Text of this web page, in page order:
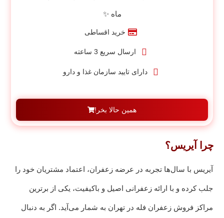
ماه ✨
خرید اقساطی
ارسال سریع 3 ساعته
دارای تایید سازمان غذا و دارو
همین حالا بخر!
چرا آیریس؟
آیریس با سال‌ها تجربه در عرضه زعفران، اعتماد مشتریان خود را
جلب کرده و با ارائه زعفرانی اصیل و باکیفیت، یکی از برترین
مراکز فروش زعفران فله در تهران به شمار می‌آید. اگر به دنبال